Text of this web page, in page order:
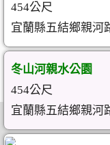
454公尺
宜蘭縣五結鄉親河
冬山河親水公園
454公尺
宜蘭縣五結鄉親河